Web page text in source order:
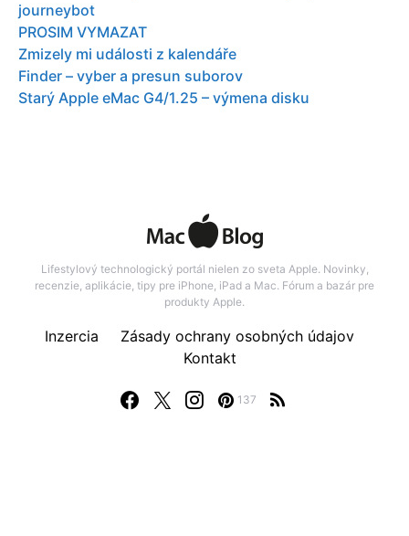
journeybot
PROSIM VYMAZAT
Zmizely mi události z kalendáře
Finder – vyber a presun suborov
Starý Apple eMac G4/1.25 – výmena disku
Lifestylový technologický portál nielen zo sveta Apple. Novinky,
recenzie, aplikácie, tipy pre iPhone, iPad a Mac. Fórum a bazár pre
produkty Apple.
137
Inzercia
Zásady ochrany osobných údajov
Kontakt